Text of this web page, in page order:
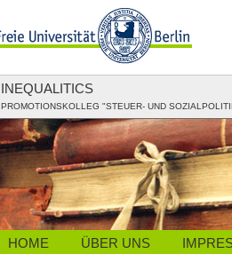
INEQUALITICS
PROMOTIONSKOLLEG "STEUER- UND
HOME ÜBER UNS